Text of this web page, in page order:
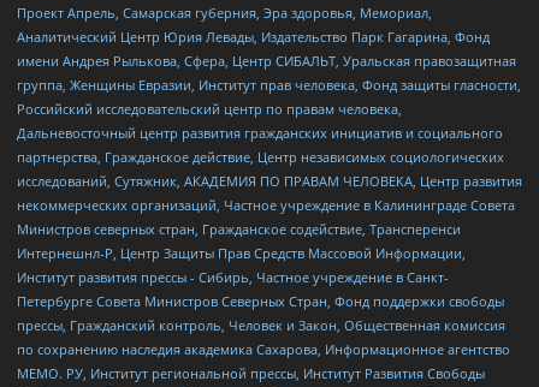
Проект Апрель, Самарская губерния, Эра здоровья, Мемориал,
Аналитический Центр Юрия Левады, Издательство Парк Гагарина, Фонд
имени Андрея Рылькова, Сфера, Центр СИБАЛЬТ, Уральская правозащитная
группа, Женщины Евразии, Институт прав человека, Фонд защиты гласности,
Российский исследовательский центр по правам человека,
Дальневосточный центр развития гражданских инициатив и социального
партнерства, Гражданское действие, Центр независимых социологических
исследований, Сутяжник, АКАДЕМИЯ ПО ПРАВАМ ЧЕЛОВЕКА, Центр развития
некоммерческих организаций, Частное учреждение в Калининграде Совета
Министров северных стран, Гражданское содействие, Трансперенси
Интернешнл-Р, Центр Защиты Прав Средств Массовой Информации,
Институт развития прессы - Сибирь, Частное учреждение в Санкт-
Петербурге Совета Министров Северных Стран, Фонд поддержки свободы
прессы, Гражданский контроль, Человек и Закон, Общественная комиссия
по сохранению наследия академика Сахарова, Информационное агентство
МЕМО. РУ, Институт региональной прессы, Институт Развития Свободы